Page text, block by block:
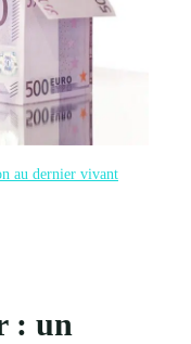
au dernier vivant
: un